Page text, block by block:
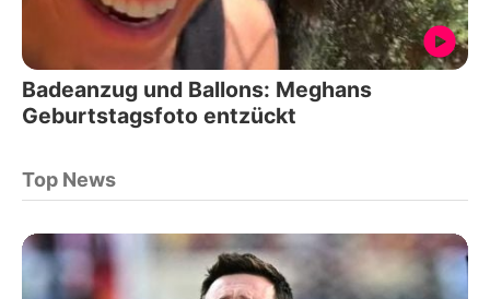
Badeanzug und Ballons: Meghans
Geburtstagsfoto entzückt
Top News